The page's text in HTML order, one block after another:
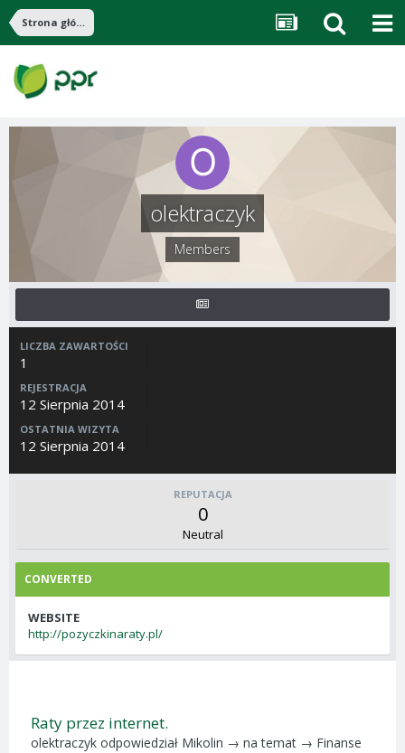
Strona główna
olektraczyk
Members
LICZBA ZAWARTOŚCI
1
REJESTRACJA
12 Sierpnia 2014
OSTATNIA WIZYTA
12 Sierpnia 2014
REPUTACJA
0
Neutral
CONVERTED
WEBSITE
http://pozyczkinaraty.pl/
Raty przez internet.
olektraczyk odpowiedział Mikolin → na temat → Finanse